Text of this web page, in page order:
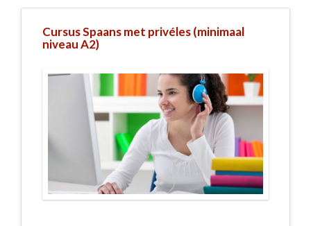
Cursus Spaans met privéles (minimaal
niveau A2)